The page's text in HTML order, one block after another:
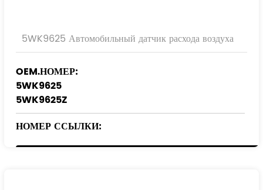
5WK9625 Автомобильный датчик расхода воздуха
OEM.НОМЕР:
5WK9625
5WK9625Z
НОМЕР ССЫЛКИ: